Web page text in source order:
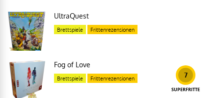
UltraQuest
Brettspiele Frittenrezensionen
7
SUPERFRITTE
Fog of Love
Brettspiele Frittenrezensionen